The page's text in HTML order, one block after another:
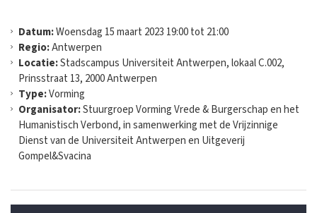
Datum:Woensdag 15 maart 2023 19:00 tot 21:00
Regio:Antwerpen
Locatie:Stadscampus Universiteit Antwerpen, lokaal C.002,
Prinsstraat 13, 2000 Antwerpen
Type:Vorming
Organisator:Stuurgroep Vorming Vrede & Burgerschap en het
Humanistisch Verbond, in samenwerking met de Vrijzinnige
Dienst van de Universiteit Antwerpen en Uitgeverij
Gompel&Svacina